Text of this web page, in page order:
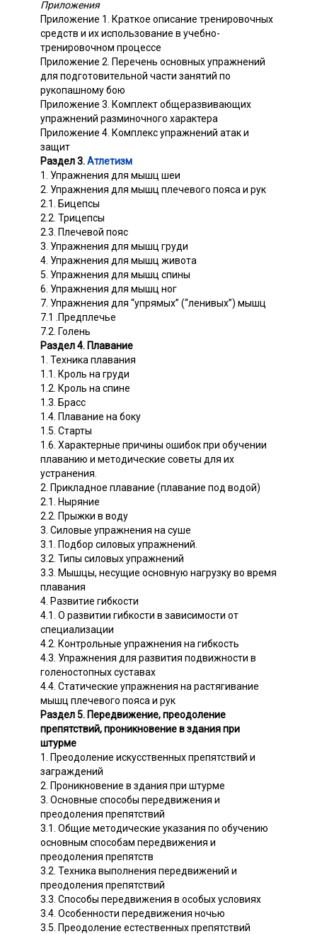
Приложения
Приложение 1. Краткое описание тренировочных
средств и их использование в учебно-
тренировочном процессе
Приложение 2. Перечень основных упражнений
для подготовительной части занятий по
рукопашному бою
Приложение 3. Комплект общеразвивающих
упражнений разминочного характера
Приложение 4. Комплекс упражнений атак и
защит
Раздел 3.Атлетизм
1. Упражнения для мышц шеи
2. Упражнения для мышц плечевого пояса и рук
2.1. Бицепсы
2.2. Трицепсы
2.3. Плечевой пояс
3. Упражнения для мышц груди
4. Упражнения для мышц живота
5. Упражнения для мышц спины
6. Упражнения для мышц ног
7. Упражнения для “упрямых” (“ленивых”) мышц
7.1 .Предплечье
7.2. Голень
Раздел 4. Плавание
1. Техника плавания
1.1. Кроль на груди
1.2. Кроль на спине
1.3. Брасс
1.4. Плавание на боку
1.5. Старты
1.6. Характерные причины ошибок при обучении
плаванию и методические советы для их
устранения.
2. Прикладное плавание (плавание под водой)
2.1. Ныряние
2.2. Прыжки в воду
3. Силовые упражнения на суше
3.1. Подбор силовых упражнений.
3.2. Типы силовых упражнений
3.3. Мышцы, несущие основную нагрузку во время
плавания
4. Развитие гибкости
4.1. О развитии гибкости в зависимости от
специализации
4.2. Контрольные упражнения на гибкость
4.3. Упражнения для развития подвижности в
голеностопных суставах
4.4. Статические упражнения на растягивание
мышц плечевого пояса и рук
Раздел 5. Передвижение, преодоление
препятствий, проникновение в здания при
штурме
1. Преодоление искусственных препятствий и
заграждений
2. Проникновение в здания при штурме
3. Основные способы передвижения и
преодоления препятствий
3.1. Общие методические указания по обучению
основным способам передвижения и
преодоления препятств
3.2. Техника выполнения передвижений и
преодоления препятствий
3.3. Способы передвижения в особых условиях
3.4. Особенности передвижения ночью
3.5. Преодоление естественных препятствий